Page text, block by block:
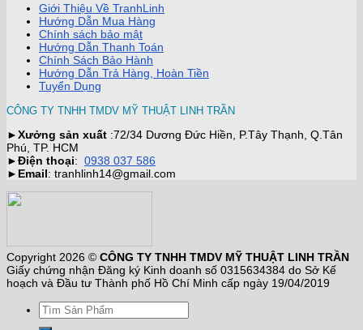
Giới Thiệu Về TranhLinh
Hướng Dẫn Mua Hàng
Chính sách bảo mật
Hướng Dẫn Thanh Toán
Chính Sách Bảo Hành
Hướng Dẫn Trả Hàng, Hoàn Tiền
Tuyển Dụng
CÔNG TY TNHH TMDV MỸ THUẬT LINH TRẦN
►Xưởng sản xuất :72/34 Dương Đức Hiền, P.Tây Thạnh, Q.Tân
Phú, TP. HCM
►Điện thoại: 0938 037 586
► Email: tranhlinh14@gmail.com
Copyright 2026 © CÔNG TY TNHH TMDV MỸ THUẬT LINH TRẦN
Giấy chứng nhận Đăng ký Kinh doanh số 0315634384 do Sở Kế
hoạch và Đầu tư Thành phố Hồ Chí Minh cấp ngày 19/04/2019